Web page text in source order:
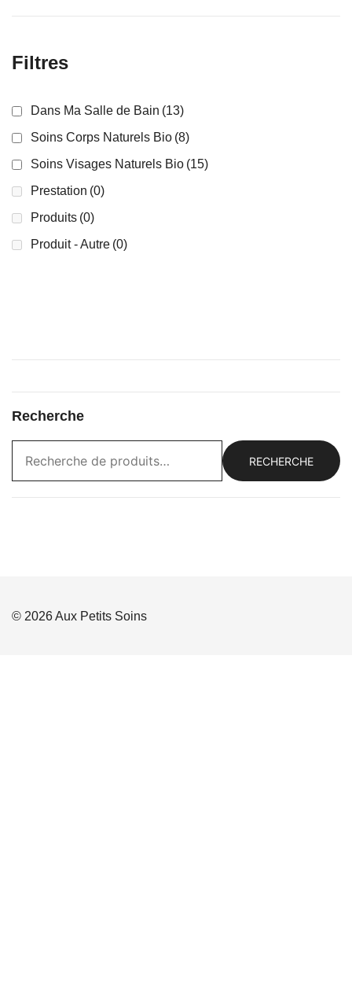
Filtres
Dans Ma Salle de Bain (13)
Soins Corps Naturels Bio (8)
Soins Visages Naturels Bio (15)
Prestation (0)
Produits (0)
Produit - Autre (0)
Recherche
RECHERCHE
© 2026 Aux Petits Soins